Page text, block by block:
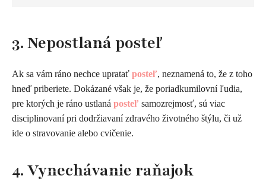
3. Nepostlaná posteľ
Ak sa vám ráno nechce upratať posteľ, neznamená to, že z toho
hneď priberiete. Dokázané však je, že poriadkumilovní ľudia,
pre ktorých je ráno ustlaná posteľ samozrejmosť, sú viac
disciplinovaní pri dodržiavaní zdravého životného štýlu, či už
ide o stravovanie alebo cvičenie.
4. Vynechávanie raňajok